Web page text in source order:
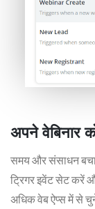
अपने वेबिनार
समय और संसाधन
ट्रिगर इवेंट सेट करें
अधिक वेब ऐप्स में से